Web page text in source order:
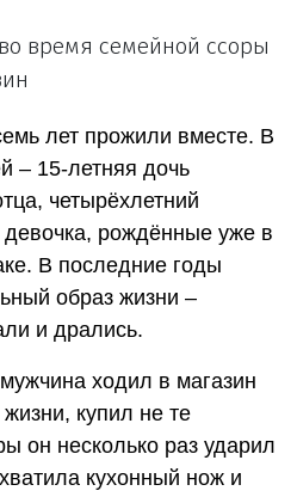
время семейной ссоры
лет прожили вместе. В
– 15-летняя дочь
четырёхлетний
девочка, рождённые уже в
В последние годы
образ жизни –
и дрались.
ходил в магазин
купил не те
он несколько раз ударил
кухонный нож и